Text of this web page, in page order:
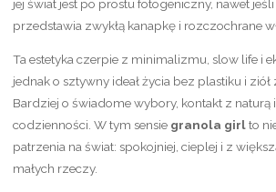
jej świat jest po prostu fotogeniczny, nawet
przedstawia zwykłą kanapkę i rozczochrane
Ta estetyka czerpie z minimalizmu, slow life i
jednak o sztywny ideał życia bez plastiku i ziół
Bardziej o świadome wybory, kontakt z naturą
codzienności. W tym sensie granola girlto
patrzenia na świat: spokojniej, cieplej i z
małych rzeczy.